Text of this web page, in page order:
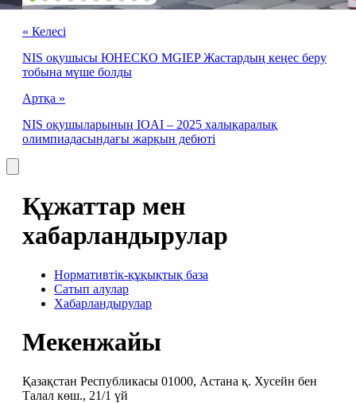
« Келесі
NIS оқушысы ЮНЕСКО MGIEP Жастардың кеңес беру
тобына мүше болды
Артқа »
NIS оқушыларының IOAI – 2025 халықаралық
олимпиадасындағы жарқын дебюті
Құжаттар мен
хабарландырулар
Нормативтік-құқықтық база
Сатып алулар
Хабарландырулар
Мекенжайы
Қазақстан Республикасы 01000, Астана қ. Хусейн бен
Талал көш., 21/1 үй